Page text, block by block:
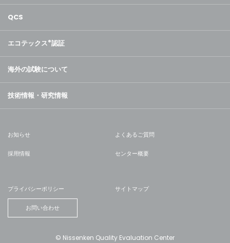
QCS
エコテックス®認証
海外の試験について
技術情報・研究情報
お知らせ よくあるご質問
採用情報 センター概要
プライバシーポリシー サイトマップ
お問い合わせ
© Nissenken Quality Evaluation Center